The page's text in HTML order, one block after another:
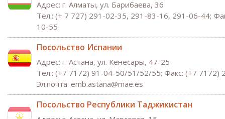
Адрес: г. Алматы, ул. Барибаева, 36
Тел.: (+ 7 727) 291-02-35, 291-83-16, 291-06-44;
10-55
Посольство Испании
Адрес: г. Астана, ул. Кенесары, 47-25
Тел.: (+7 7172) 91-04-50/51/52/55; Факс: (+7 7172)
Эл.почта: emb.astana@mae.es
Посольство Республики Таджикистан